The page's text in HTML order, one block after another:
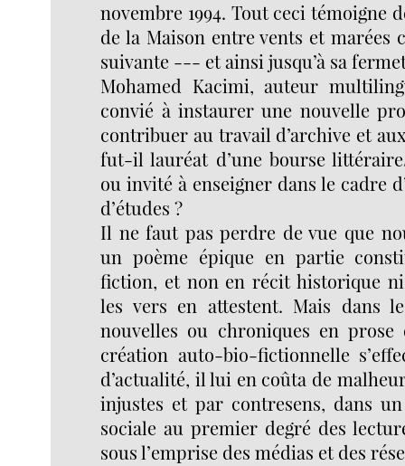
novembre 1994. Tout ceci témoigne
de la Maison entre vents et marées
suivante --- et ainsi jusqu’à sa
Mohamed Kacimi, auteur
convié à instaurer une nouvelle
contribuer au travail d’archive et
fut-il lauréat d’une bourse
ou invité à enseigner dans le cadre
d’études ?
Il ne faut pas perdre de vue que
un poème épique en partie
fiction, et non en récit historique
les vers en attestent. Mais dans
nouvelles ou chroniques en prose
création auto-bio-fictionnelle
d’actualité, il lui en coûta de
injustes et par contresens, dans
sociale au premier degré des
sous l’emprise des médias et des